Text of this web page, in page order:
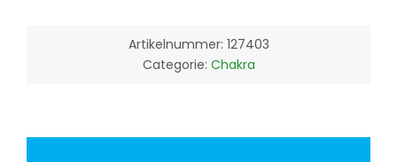
Artikelnummer: 127403
Categorie: Chakra